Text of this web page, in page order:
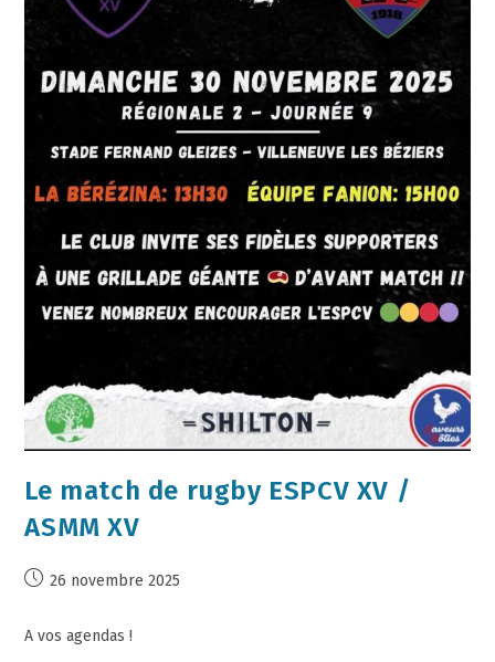
Le match de rugby ESPCV XV /
ASMM XV
26 novembre 2025
A vos agendas !